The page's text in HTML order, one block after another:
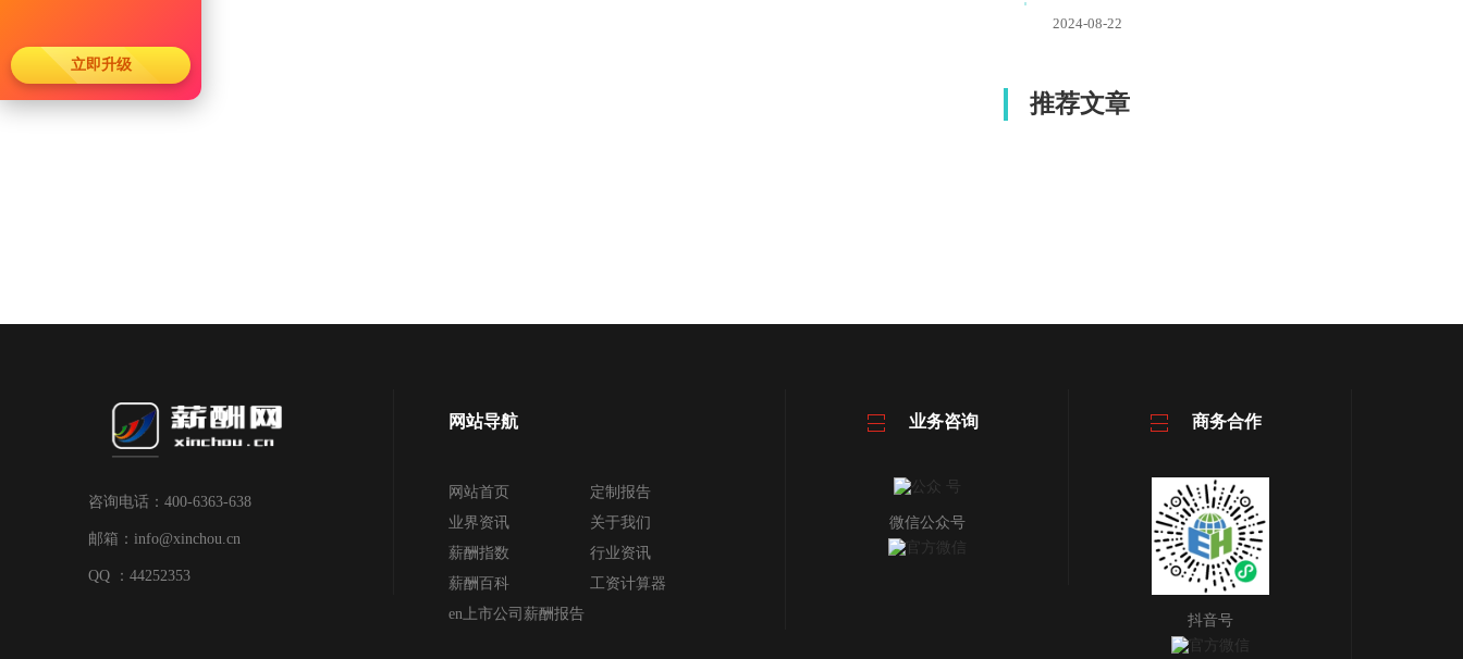
2024-08-22
推荐文章
咨询电话：400-6363-638
邮箱：info@xinchou.cn
QQ ：44252353
网站导航
网站首页
定制报告
业界资讯
关于我们
薪酬指数
行业资讯
薪酬百科
工资计算器
en上市公司薪酬报告
业务咨询
微信公众号
商务合作
抖音号
立即升级